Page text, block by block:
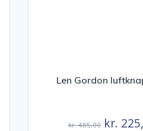
Len Gordon
kr.485,00 Den
kr.